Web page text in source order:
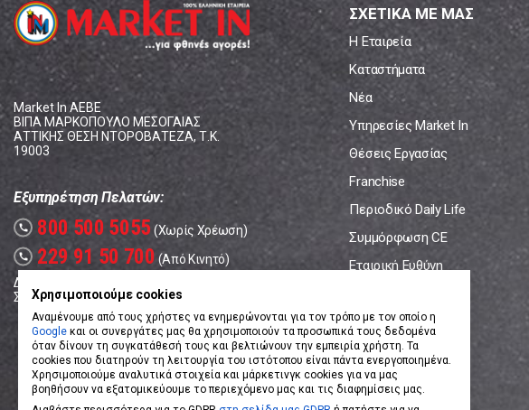
Market In ΑΕΒΕ
ΒΙΠΑ ΜΑΡΚΟΠΟΥΛΟ ΜΕΣΟΓΑΙΑΣ
ΑΤΤΙΚΗΣ ΘΕΣΗ ΝΤΟΡΟΒΑΤΕΖΑ, Τ.Κ.
19003
Εξυπηρέτηση Πελατών:
call 800 500 5055 (Χωρίς Χρέωση)
call 229 91 50 700 (Από Κινητό)
Δευτέρα - Παρασκευή: 08:00 - 17:00
Σάββατο: 08:00 – 14:00
ΣΧΕΤΙΚΑ ΜΕ ΜΑΣ
Η Εταιρεία
Καταστήματα
Νέα
Υπηρεσίες Market In
Θέσεις Εργασίας
Franchise
Περιοδικό Daily Life
Συμμόρφωση CE
Εταιρική Ευθύνη
Χρησιμοποιούμε cookies
Αναμένουμε από τους χρήστες να ενημερώνονται για τον τρόπο με τον οποίο η
Google και οι συνεργάτες μας θα χρησιμοποιούν τα προσωπικά τους δεδομένα
όταν δίνουν τη συγκατάθεσή τους και βελτιώνουν την εμπειρία χρήστη. Τα
cookies που διατηρούν τη λειτουργία του ιστότοπου είναι πάντα ενεργοποιημένα.
Χρησιμοποιούμε αναλυτικά στοιχεία και μάρκετινγκ cookies για να μας
βοηθήσουν να εξατομικεύουμε το περιεχόμενο μας και τις διαφημίσεις μας.